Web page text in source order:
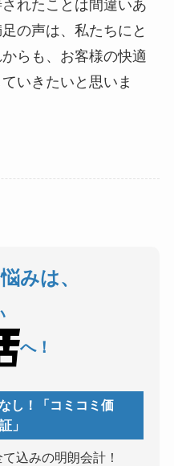
れたことは間違いあ
の声は、私たちにと
らも、お客様の快適
いきたいと思いま
みは、
へ！
し！「コミコミ価
」
込みの明朗会計！